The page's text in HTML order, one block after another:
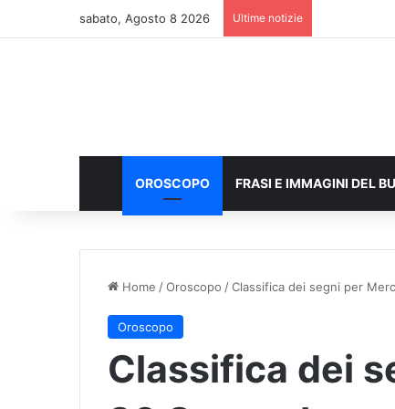
sabato, Agosto 8 2026 Ultime notizie
OROSCOPO FRASI E IMMAGINI DEL
Home /Oroscopo /Classifica dei segni per
Oroscopo
Classifica dei